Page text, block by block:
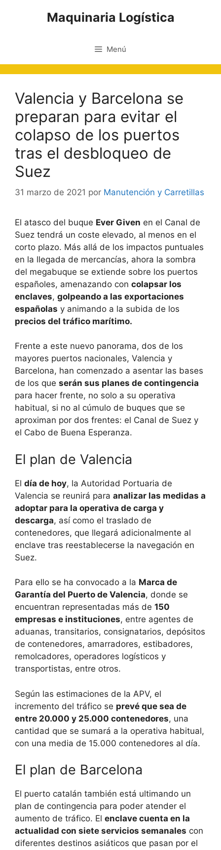
Maquinaria Logística
Menú
Valencia y Barcelona se
preparan para evitar el
colapso de los puertos
tras el desbloqueo de
Suez
31 marzo de 2021 por Manutención y Carretillas
El atasco del buque Ever Given en el Canal de
Suez tendrá un coste elevado, al menos en el
corto plazo. Más allá de los impactos puntuales
en la llegada de mercancías, ahora la sombra
del megabuque se extiende sobre los puertos
españoles, amenazando con colapsar los
enclaves, golpeando a las exportaciones
españolas y animando a la subida de los
precios del tráfico marítimo.
Frente a este nuevo panorama, dos de los
mayores puertos nacionales, Valencia y
Barcelona, han comenzado a asentar las bases
de los que serán sus planes de contingencia
para hacer frente, no solo a su operativa
habitual, si no al cúmulo de buques que se
aproximan por dos frentes: el Canal de Suez y
el Cabo de Buena Esperanza.
El plan de Valencia
El día de hoy, la Autoridad Portuaria de
Valencia se reunirá para analizar las medidas a
adoptar para la operativa de carga y
descarga, así como el traslado de
contenedores, que llegará adicionalmente al
enclave tras reestablecerse la navegación en
Suez.
Para ello se ha convocado a la Marca de
Garantía del Puerto de Valencia, donde se
encuentran representadas más de 150
empresas e instituciones, entre agentes de
aduanas, transitarios, consignatarios, depósitos
de contenedores, amarradores, estibadores,
remolcadores, operadores logísticos y
transportistas, entre otros.
Según las estimaciones de la APV, el
incremento del tráfico se prevé que sea de
entre 20.000 y 25.000 contenedores, una
cantidad que se sumará a la operativa habitual,
con una media de 15.000 contenedores al día.
El plan de Barcelona
El puerto catalán también está ultimando un
plan de contingencia para poder atender el
aumento de tráfico. El enclave cuenta en la
actualidad con siete servicios semanales con
diferentes destinos asiáticos que pasan por el